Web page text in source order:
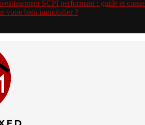
SCPI performant : guide et
votre bien immobilier ?